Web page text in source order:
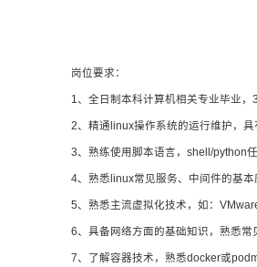
岗位要求：
1、全日制本科计算机相关专业毕业，
2、精通linux操作系统的运行维护，具
3、熟练使用脚本语言，shell/python
4、熟悉linux常见服务、中间件的基
5、熟悉主流虚拟化技术，如：
6、具备网络方面的基础知识，熟悉
7、了解容器技术，熟悉docker或